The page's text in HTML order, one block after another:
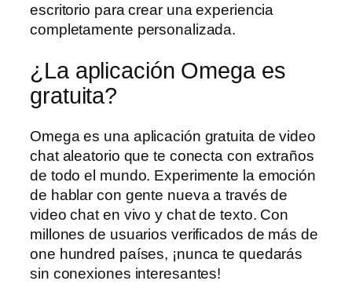
escritorio para crear una experiencia
completamente personalizada.
¿La aplicación Omega es
gratuita?
Omega es una aplicación gratuita de video
chat aleatorio que te conecta con extraños
de todo el mundo. Experimente la emoción
de hablar con gente nueva a través de
video chat en vivo y chat de texto. Con
millones de usuarios verificados de más de
one hundred países, ¡nunca te quedarás
sin conexiones interesantes!